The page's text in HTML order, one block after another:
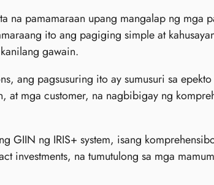
na pamamaraan upang mangalap ng mga
ito ang pagiging simple at
gawain.
ang pagsusuring ito ay sumusuri sa
at mga customer, na nagbibigay ng
GIIN ng IRIS+ system, isang
investments, na tumutulong sa mga